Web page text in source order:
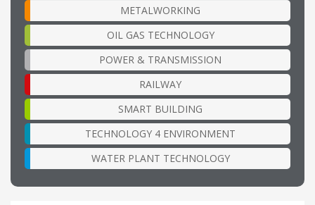
METALWORKING
OIL GAS TECHNOLOGY
POWER & TRANSMISSION
RAILWAY
SMART BUILDING
TECHNOLOGY 4 ENVIRONMENT
WATER PLANT TECHNOLOGY